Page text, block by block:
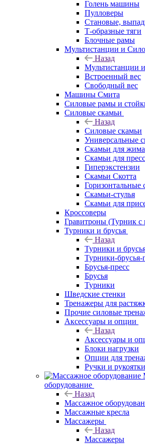
Голень машины
Пулловеры
Становые,
Т-образные тяги
Блочные рамы
Мультистанции и
Назад
Мультистанции
Встроенный вес
Свободный вес
Машины Смита
Силовые рамы и
Силовые скамьи
Назад
Силовые скамьи
Универсальные
Скамьи для жима
Скамьи для
Гиперэкстензии
Скамьи Скотта
Горизонтальные
Скамьи-стулья
Скамьи для
Кроссоверы
Гравитроны (Турник с
Турники и брусья
Назад
Турники и
Турники-брусья-
Брусья-пресс
Брусья
Турники
Шведские стенки
Тренажеры для
Прочие силовые
Аксессуары и опции
Назад
Аксессуары и
Блоки нагрузки
Опции для
Ручки и
оборудование
Назад
Массажное
Массажные кресла
Массажеры
Назад
Массажеры